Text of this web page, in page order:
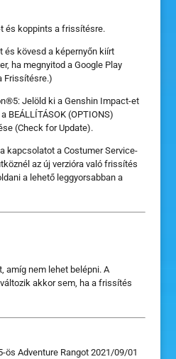
t és koppints a frissítésre.
és kövesd a képernyőn kiírt
ha megnyitod a Google Play
Frissítésre.)
Jelöld ki a Genshin Impact-et
BEÁLLÍTÁSOK (OPTIONS)
(Check for Update).
kapcsolatot a Costumer Service-
az új verzióra való frissítés
a lehető leggyorsabban a
amíg nem lehet belépni. A
akkor sem, ha a frissítés
ös Adventure Rangot 2021/09/01